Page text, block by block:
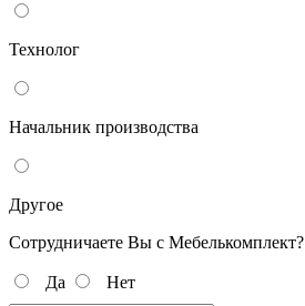
Технолог
Начальник производства
Другое
Сотрудничаете Вы с Мебелькомплект?
Да Нет